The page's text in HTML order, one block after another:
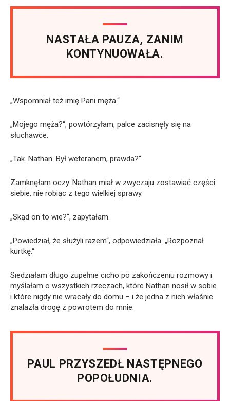
NASTAŁA PAUZA, ZANIM
KONTYNUOWAŁA.
„Wspomniał też imię Pani męża.“
„Mojego męża?“, powtórzyłam, palce zacisnęły się na
słuchawce.
„Tak. Nathan. Był weteranem, prawda?“
Zamknęłam oczy. Nathan miał w zwyczaju zostawiać części
siebie, nie robiąc z tego wielkiej sprawy.
„Skąd on to wie?“, zapytałam.
„Powiedział, że służyli razem“, odpowiedziała. „Rozpoznał
kurtkę.“
Siedziałam długo zupełnie cicho po zakończeniu rozmowy i
myślałam o wszystkich rzeczach, które Nathan nosił w sobie
i które nigdy nie wracały do domu – i że jedna z nich właśnie
znalazła drogę z powrotem do mnie.
PAUL PRZYSZEDŁ NASTĘPNEGO
POPOŁUDNIA.